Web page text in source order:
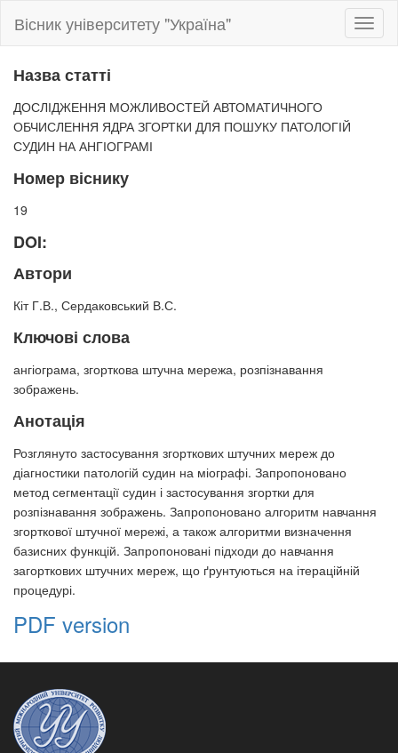
Вісник університету "Україна"
Назва статті
ДОСЛІДЖЕННЯ МОЖЛИВОСТЕЙ АВТОМАТИЧНОГО
ОБЧИСЛЕННЯ ЯДРА ЗГОРТКИ ДЛЯ ПОШУКУ ПАТОЛОГІЙ
СУДИН НА АНГІОГРАМІ
Номер віснику
19
DOI:
Автори
Кіт Г.В., Сердаковський В.С.
Ключові слова
ангіограма, згорткова штучна мережа, розпізнавання
зображень.
Анотація
Розглянуто застосування згорткових штучних мереж до
діагностики патологій судин на міографі. Запропоновано
метод сегментації судин і застосування згортки для
розпізнавання зображень. Запропоновано алгоритм навчання
згорткової штучної мережі, а також алгоритми визначення
базисних функцій. Запропоновані підходи до навчання
загорткових штучних мереж, що ґрунтуються на ітераційній
процедурі.
PDF version